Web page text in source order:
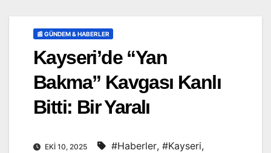
📰 GÜNDEM & HABERLER
Kayseri’de “Yan
Bakma” Kavgası Kanlı
Bitti: Bir Yaralı
EKI 10, 2025 #Haberler, #Kayseri,